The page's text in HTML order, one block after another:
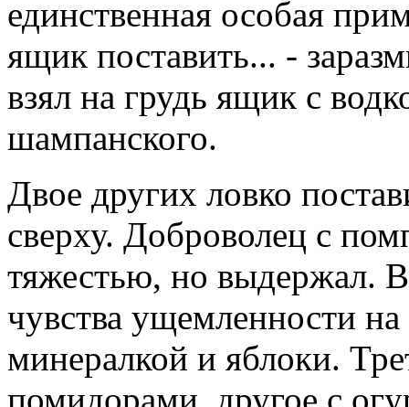
единственная особая
ящик поставить... -
взял на грудь ящик с
шампанского.
Двое других ловко
сверху. Доброволец с
тяжестью, но выдержал.
чувства ущемленности
минералкой и яблоки.
помидорами, другое с